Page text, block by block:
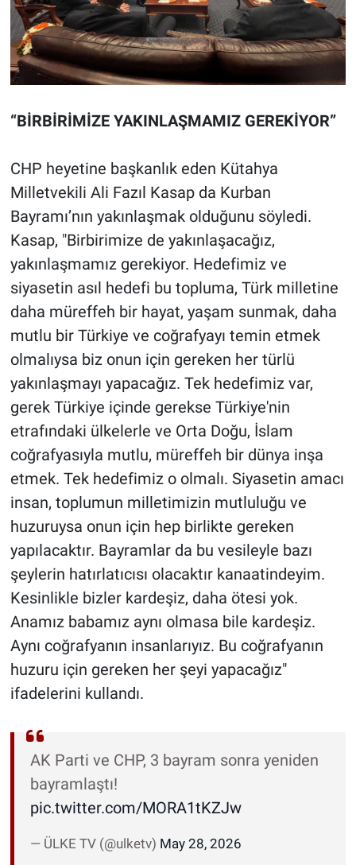
“BİRBİRİMİZE YAKINLAŞMAMIZ GEREKİYOR”
CHP heyetine başkanlık eden Kütahya
Milletvekili Ali Fazıl Kasap da Kurban
Bayramı’nın yakınlaşmak olduğunu söyledi.
Kasap, "Birbirimize de yakınlaşacağız,
yakınlaşmamız gerekiyor. Hedefimiz ve
siyasetin asıl hedefi bu topluma, Türk milletine
daha müreffeh bir hayat, yaşam sunmak, daha
mutlu bir Türkiye ve coğrafyayı temin etmek
olmalıysa biz onun için gereken her türlü
yakınlaşmayı yapacağız. Tek hedefimiz var,
gerek Türkiye içinde gerekse Türkiye'nin
etrafındaki ülkelerle ve Orta Doğu, İslam
coğrafyasıyla mutlu, müreffeh bir dünya inşa
etmek. Tek hedefimiz o olmalı. Siyasetin amacı
insan, toplumun milletimizin mutluluğu ve
huzuruysa onun için hep birlikte gereken
yapılacaktır. Bayramlar da bu vesileyle bazı
şeylerin hatırlatıcısı olacaktır kanaatindeyim.
Kesinlikle bizler kardeşiz, daha ötesi yok.
Anamız babamız aynı olmasa bile kardeşiz.
Aynı coğrafyanın insanlarıyız. Bu coğrafyanın
huzuru için gereken her şeyi yapacağız"
ifadelerini kullandı.
AK Parti ve CHP, 3 bayram sonra yeniden
bayramlaştı!
pic.twitter.com/MORA1tKZJw
— ÜLKE TV (@ulketv) May 28, 2026